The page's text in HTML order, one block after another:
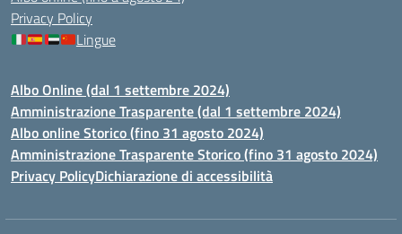
Privacy Policy
Lingue
Albo Online (dal 1 settembre 2024)
Amministrazione Trasparente (dal 1 settembre 2024)
Albo online Storico (fino 31 agosto 2024)
Amministrazione Trasparente Storico (fino 31 agosto 2024)
Privacy PolicyDichiarazione di accessibilità